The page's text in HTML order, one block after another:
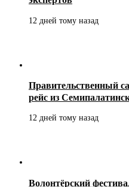
12 дней тому назад
Правительственный
рейс из
12 дней тому назад
Волонтёрский